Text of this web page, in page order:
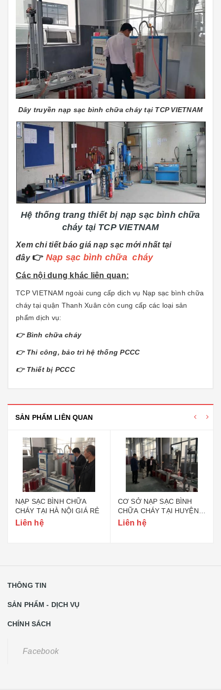
Dây truyền nạp sạc bình chữa cháy tại TCP VIETNAM
Hệ thống trang thiết bị nạp sạc bình chữa
cháy tại TCP VIETNAM
Xem chi tiết báo giá nạp sạc mới nhất tại
đây 👉 Nạp sạc bình chữa cháy
Các nội dung khác liên quan:
TCP VIETNAM ngoài cung cấp dịch vụ Nạp sạc bình chữa
cháy tại quận Thanh Xuân còn cung cấp các loại sản
phẩm dịch vụ:
👉 Bình chữa cháy
👉 Thi công, bảo trì hệ thống PCCC
👉 Thiết bị PCCC
SẢN PHẨM LIÊN QUAN
NẠP SẠC BÌNH CHỮA
CHÁY TẠI HÀ NỘI GIÁ RẺ
Liên hệ
CƠ SỞ NẠP SẠC BÌNH
CHỮA CHÁY TẠI HUYỆN
GIA LÂM HÀ NỘI
Liên hệ
THÔNG TIN
SẢN PHẨM - DỊCH VỤ
CHÍNH SÁCH
Facebook